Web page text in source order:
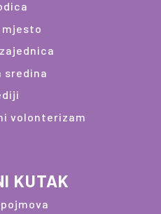
mjesto
sredina
volonterizam
KUTAK